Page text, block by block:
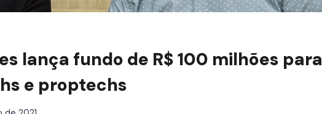
lança fundo de R$ 100 milhões para
e proptechs